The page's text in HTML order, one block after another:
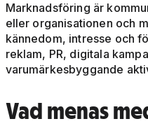
Marknadsföring är
eller organisationen och
kännedom, intresse och
reklam, PR, digitala
varumärkesbyggande
Vad menas